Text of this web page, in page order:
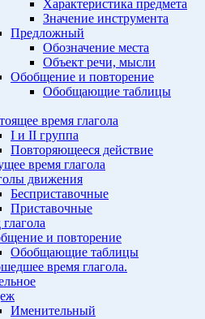
Характеристика предмета
Значение инструмента
Предложный
Обозначение места
Объект речи, мысли
Обобщение и повторение
Обобщающие таблицы
время глагола
I и II группа
Повторяющееся действие
время глагола
движения
Бесприставочные
Приставочные
и повторение
Обобщающие таблицы
время глагола.
Именительный